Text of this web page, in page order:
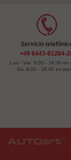
Servicio
+49 6443-81284-
Lun - Vie: 9:00 - 16:30 en
Sa: 8:00 - 18:00 en